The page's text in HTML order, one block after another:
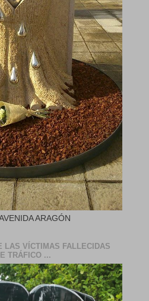
ARAGÓN
LAS VÍCTIMAS FALLECIDAS
TRÁFICO ...